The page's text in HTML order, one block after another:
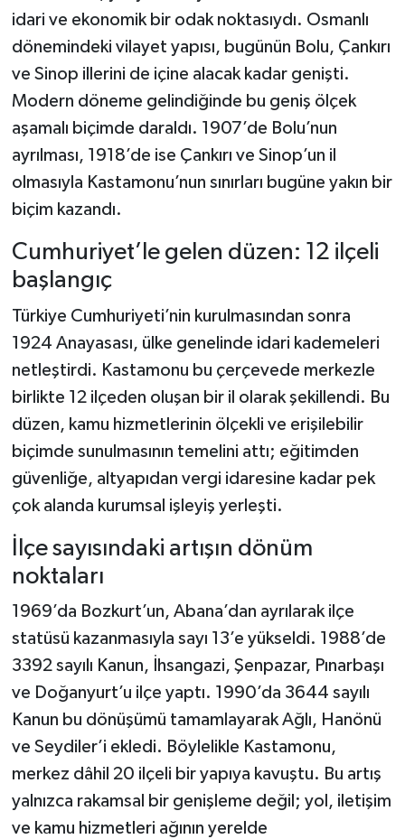
idari ve ekonomik bir odak noktasıydı. Osmanlı
dönemindeki vilayet yapısı, bugünün Bolu, Çankırı
ve Sinop illerini de içine alacak kadar genişti.
Modern döneme gelindiğinde bu geniş ölçek
aşamalı biçimde daraldı. 1907’de Bolu’nun
ayrılması, 1918’de ise Çankırı ve Sinop’un il
olmasıyla Kastamonu’nun sınırları bugüne yakın bir
biçim kazandı.
Cumhuriyet’le gelen düzen: 12 ilçeli
başlangıç
Türkiye Cumhuriyeti’nin kurulmasından sonra
1924 Anayasası, ülke genelinde idari kademeleri
netleştirdi. Kastamonu bu çerçevede merkezle
birlikte 12 ilçeden oluşan bir il olarak şekillendi. Bu
düzen, kamu hizmetlerinin ölçekli ve erişilebilir
biçimde sunulmasının temelini attı; eğitimden
güvenliğe, altyapıdan vergi idaresine kadar pek
çok alanda kurumsal işleyiş yerleşti.
İlçe sayısındaki artışın dönüm
noktaları
1969’da Bozkurt’un, Abana’dan ayrılarak ilçe
statüsü kazanmasıyla sayı 13’e yükseldi. 1988’de
3392 sayılı Kanun, İhsangazi, Şenpazar, Pınarbaşı
ve Doğanyurt’u ilçe yaptı. 1990’da 3644 sayılı
Kanun bu dönüşümü tamamlayarak Ağlı, Hanönü
ve Seydiler’i ekledi. Böylelikle Kastamonu,
merkez dâhil 20 ilçeli bir yapıya kavuştu. Bu artış
yalnızca rakamsal bir genişleme değil; yol, iletişim
ve kamu hizmetleri ağının yerelde
Akhisar Emlak
Ülke
Etiketler